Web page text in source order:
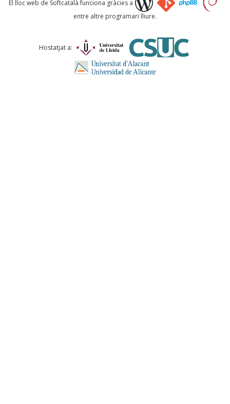
Comentari *
El lloc web de Softcatalà funciona gràcies a
entre altre programari lliure.
Hostatjat a: